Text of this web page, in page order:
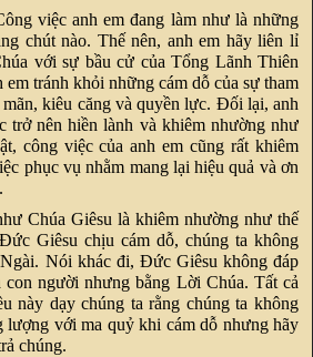
việc anh em đang làm như là những
chút nào. Thế nên, anh em hãy liên lỉ
với sự bầu cử của Tổng Lãnh Thiên
em tránh khỏi những cám dỗ của sự tham
kiêu căng và quyền lực. Đối lại, anh
trở nên hiền lành và khiêm nhường như
công việc của anh em cũng rất khiêm
phục vụ nhằm mang lại hiệu quả và ơn
Chúa Giêsu là khiêm nhường như thế
Giêsu chịu cám dỗ, chúng ta không
Nói khác đi, Đức Giêsu không đáp
con người nhưng bằng Lời Chúa. Tất cả
này dạy chúng ta rằng chúng ta không
lượng với ma quỷ khi cám dỗ nhưng hãy
chúng.